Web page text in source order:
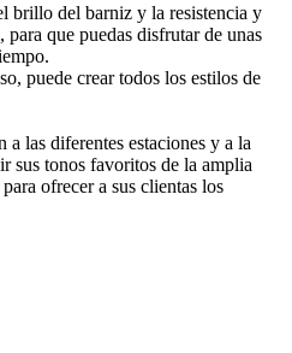
brillo del barniz y la resistencia y
que puedas disfrutar de unas
puede crear todos los estilos de
a las diferentes estaciones y a la
sus tonos favoritos de la amplia
ofrecer a sus clientas los